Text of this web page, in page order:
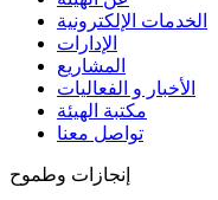
الخدمات الإلكترونية
الإدارات
المشاريع
الأخبار و الفعاليات
مكتبة الهيئة
تواصل معنا
إنجازات وطموح